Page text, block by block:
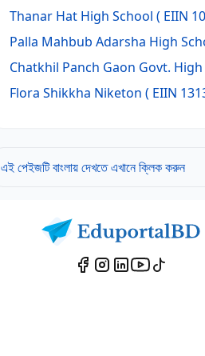
Thanar Hat High School ( EIIN
Palla Mahbub Adarsha High
Chatkhil Panch Gaon Govt.
Flora Shikkha Niketon ( EIIN
এই পেইজটি বাংলায় দেখতে এখানে ক্লিক করুন